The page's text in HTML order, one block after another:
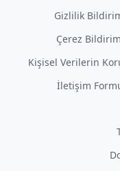
Gizlilik
Çerez
Kişisel Verilerin
İletişim